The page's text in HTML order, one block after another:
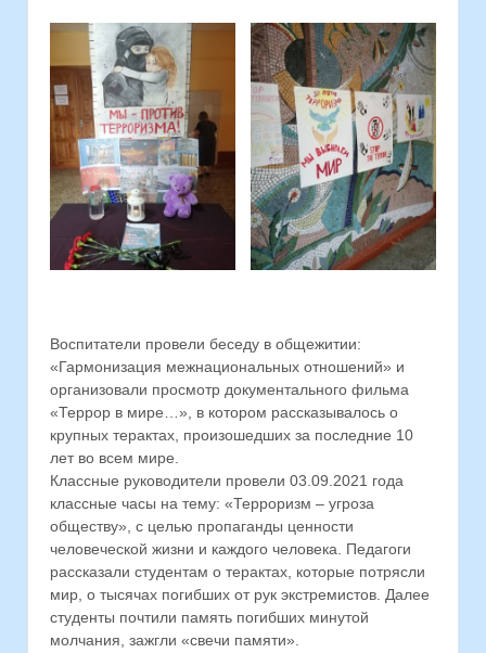
Воспитатели провели беседу в общежитии:
«Гармонизация межнациональных отношений» и
организовали просмотр документального фильма
«Террор в мире…», в котором рассказывалось о
крупных терактах, произошедших за последние 10
лет во всем мире.
Классные руководители провели 03.09.2021 года
классные часы на тему: «Терроризм – угроза
обществу», с целью пропаганды ценности
человеческой жизни и каждого человека. Педагоги
рассказали студентам о терактах, которые потрясли
мир, о тысячах погибших от рук экстремистов. Далее
студенты почтили память погибших минутой
молчания, зажгли «свечи памяти».